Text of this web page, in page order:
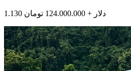
1.130 دلار + 124.000.000 تومان